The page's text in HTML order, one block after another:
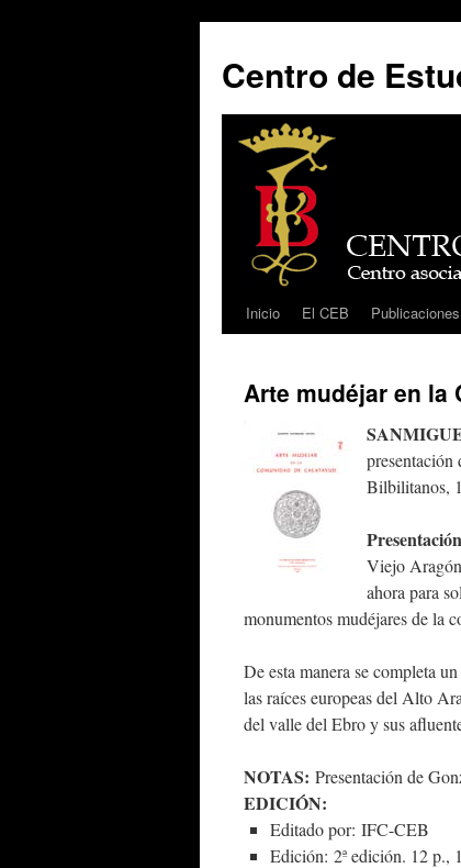
Centro de
Saltar
contenido
Inicio El CEB Publicaciones
Arte mudéjar en la
Bilbilitanos,
Presentación
Viejo
ahora para
monumentos mudéjares de la
De esta manera se completa
las raíces europeas del Alto
del valle del Ebro y sus
NOTAS: Presentación de
EDICIÓN:
Editado por: IFC-CEB
Edición: 2ª edición. 12 p.,